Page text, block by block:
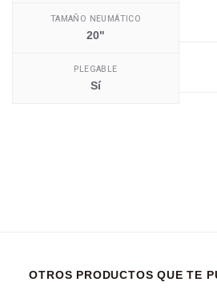
TAMAÑO NEUMÁTICO
20"
PLEGABLE
Sí
OTROS PRODUCTOS QUE TE